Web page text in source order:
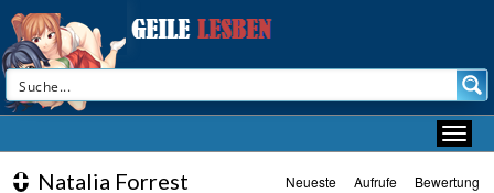
Natalia Forrest Neueste Aufrufe Bewertung